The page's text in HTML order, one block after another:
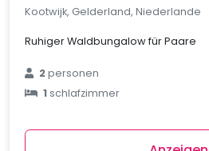
Kootwijk, Gelderland, Niederlande
Ruhiger Waldbungalow für Paare
2personen
1schlafzimmer